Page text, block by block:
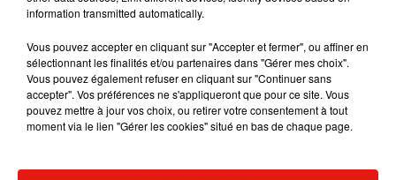
5 août 2026
Becky G sur son nouveau single
31 juillet 2026
information transmitted automatically.
Vous pouvez accepter en cliquant sur "Accepter et fermer", ou affiner en
sélectionnant les finalités et/ou partenaires dans "Gérer mes choix".
Vous pouvez également refuser en cliquant sur "Continuer sans
accepter". Vos préférences ne s'appliqueront que pour ce site. Vous
pouvez mettre à jour vos choix, ou retirer votre consentement à tout
moment via le lien "Gérer les cookies" situé en bas de chaque page.